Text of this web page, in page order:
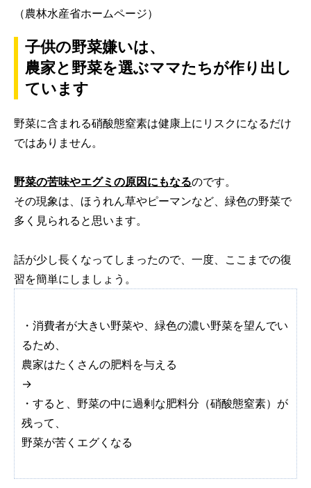
（農林水産省ホームページ）
子供の野菜嫌いは、
農家と野菜を選ぶママたちが作り出し
ています
野菜に含まれる硝酸態窒素は健康上にリスクになるだけ
ではありません。
野菜の苦味やエグミの原因 にもなるのです。
その現象は、ほうれん草やピーマンなど、緑色の野菜で
多く見られると思います。
話が少し長くなってしまったので、一度、ここまでの復
習を簡単にしましょう。
・消費者が大きい野菜や、緑色の濃い野菜を望んでい
るため、
農家はたくさんの肥料を与える
→
・すると、野菜の中に過剰な肥料分（硝酸態窒素）が
残って、
野菜が苦くエグくなる